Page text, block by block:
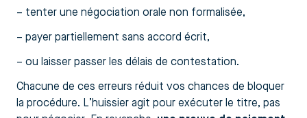
– tenter une négociation orale non formalisée,
– payer partiellement sans accord écrit,
– ou laisser passer les délais de contestation.
Chacune de ces erreurs réduit vos chances de bloquer
la procédure. L’huissier agit pour exécuter le titre, pas